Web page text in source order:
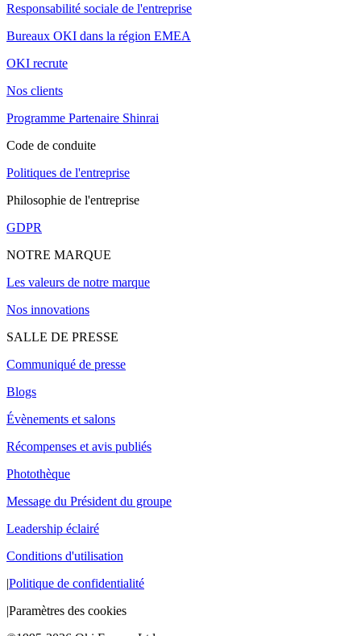
Responsabilité sociale de l'entreprise
Bureaux OKI dans la région EMEA
OKI recrute
Nos clients
Programme Partenaire Shinrai
Code de conduite
Politiques de l'entreprise
Philosophie de l'entreprise
GDPR
NOTRE MARQUE
Les valeurs de notre marque
Nos innovations
SALLE DE PRESSE
Communiqué de presse
Blogs
Évènements et salons
Récompenses et avis publiés
Photothèque
Message du Président du groupe
Leadership éclairé
Conditions d'utilisation
|Politique de confidentialité
|Paramètres des cookies